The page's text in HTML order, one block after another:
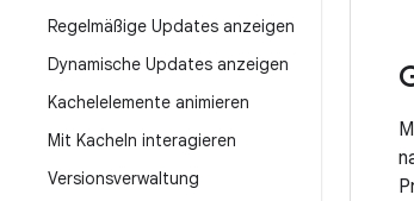
Regelmäßige Updates anzeigen
Dynamische Updates anzeigen
Kachelelemente animieren
Mit Kacheln interagieren
Versionsverwaltung